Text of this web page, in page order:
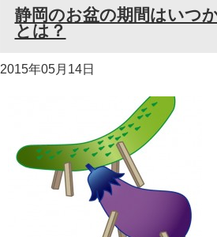
静岡のお盆の期間はいつ
とは？
2015年05月14日